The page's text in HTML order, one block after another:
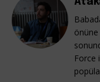
önüne
Force